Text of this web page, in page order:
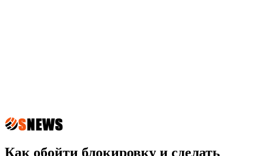
Как обойти блокировку и сделать